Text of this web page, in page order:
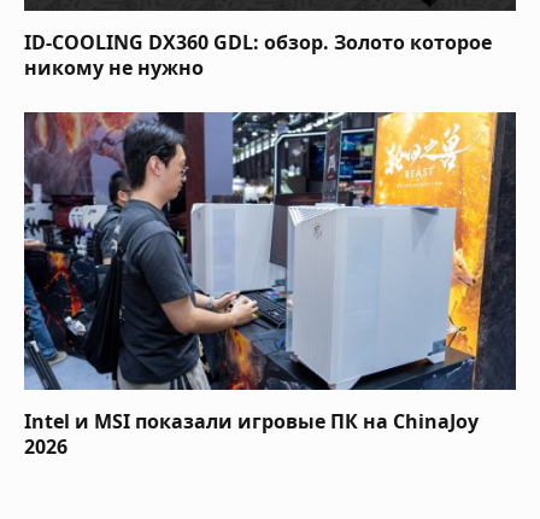
ID-COOLING DX360 GDL: обзор. Золото которое
никому не нужно
Intel и MSI показали игровые ПК на ChinaJoy
2026